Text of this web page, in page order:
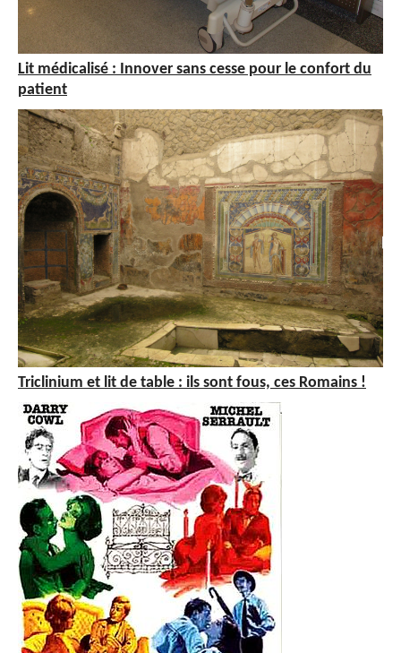
Lit médicalisé : Innover sans cesse pour le confort du
patient
Triclinium et lit de table : ils sont fous, ces Romains !